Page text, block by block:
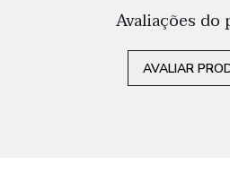
Avaliações do
AVALIAR